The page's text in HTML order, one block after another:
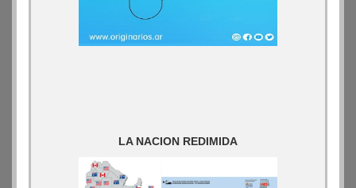
LA NACION REDIMIDA